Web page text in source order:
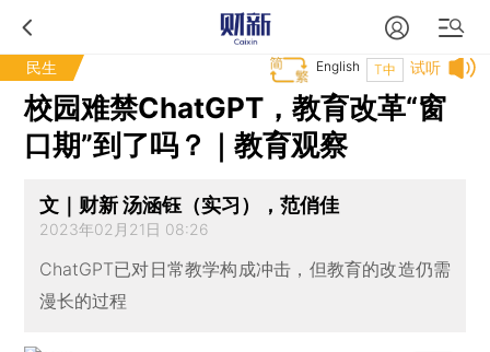
民生 试听
T中
English
校园难禁ChatGPT，教育改革“窗
口期”到了吗？｜教育观察
文｜财新 汤涵钰（实习），范俏佳
2023年02月21日 08:26
ChatGPT已对日常教学构成冲击，但教育的改造仍需
漫长的过程